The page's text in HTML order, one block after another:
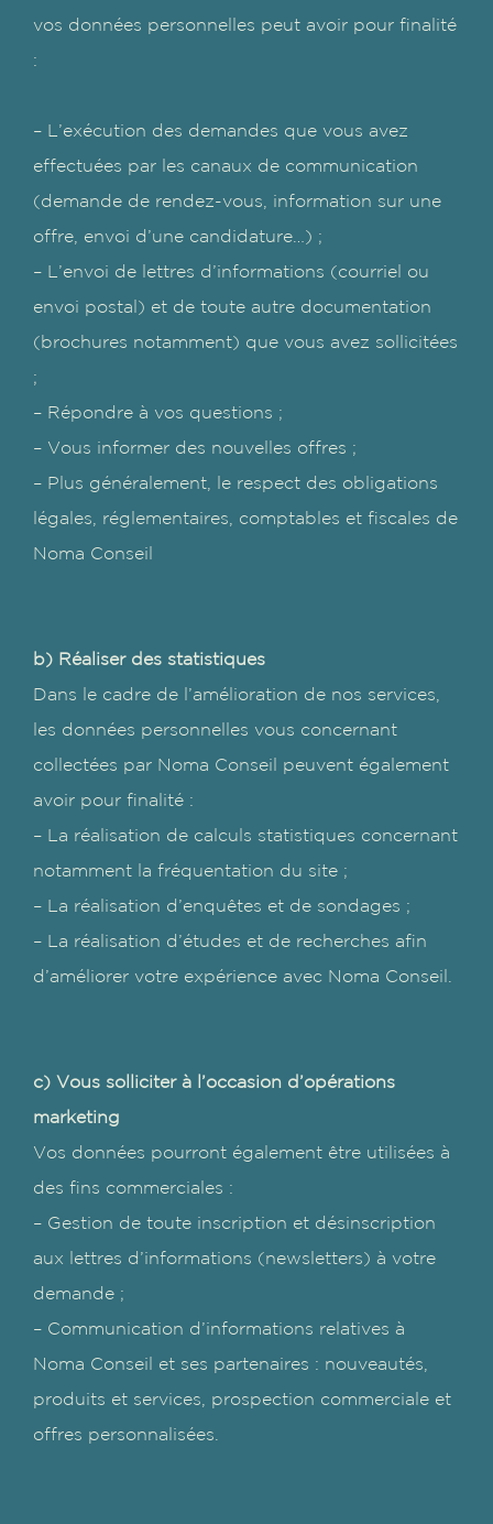
vos données personnelles peut avoir pour finalité
:
– L’exécution des demandes que vous avez
effectuées par les canaux de communication
(demande de rendez-vous, information sur une
offre, envoi d’une candidature…) ;
– L’envoi de lettres d’informations (courriel ou
envoi postal) et de toute autre documentation
(brochures notamment) que vous avez sollicitées
;
– Répondre à vos questions ;
– Vous informer des nouvelles offres ;
– Plus généralement, le respect des obligations
légales, réglementaires, comptables et fiscales de
Noma Conseil
b) Réaliser des statistiques
Dans le cadre de l’amélioration de nos services,
les données personnelles vous concernant
collectées par Noma Conseil peuvent également
avoir pour finalité :
– La réalisation de calculs statistiques concernant
notamment la fréquentation du site ;
– La réalisation d’enquêtes et de sondages ;
– La réalisation d’études et de recherches afin
d’améliorer votre expérience avec Noma Conseil.
c) Vous solliciter à l’occasion d’opérations
marketing
Vos données pourront également être utilisées à
des fins commerciales :
– Gestion de toute inscription et désinscription
aux lettres d’informations (newsletters) à votre
demande ;
– Communication d’informations relatives à
Noma Conseil et ses partenaires : nouveautés,
produits et services, prospection commerciale et
offres personnalisées.